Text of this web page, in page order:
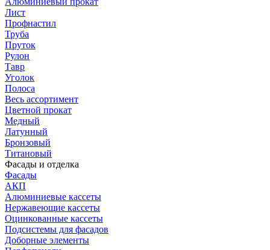
Лист
Профнастил
Труба
Пруток
Рулон
Тавр
Уголок
Полоса
Весь ассортимент
Цветной прокат
Медный
Латунный
Бронзовый
Титановый
Фасады и отделка
Фасады
АКП
Алюминиевые кассеты
Нержавеющие кассеты
Оцинкованные кассеты
Подсистемы для фасадов
Доборные элементы